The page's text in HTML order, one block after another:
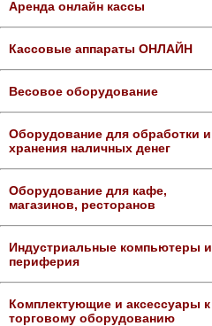
Аренда онлайн кассы
Кассовые аппараты ОНЛАЙН
Весовое оборудование
Оборудование для обработки и
хранения наличных денег
Оборудование для кафе,
магазинов, ресторанов
Индустриальные компьютеры и
периферия
Комплектующие и аксессуары к
торговому оборудованию